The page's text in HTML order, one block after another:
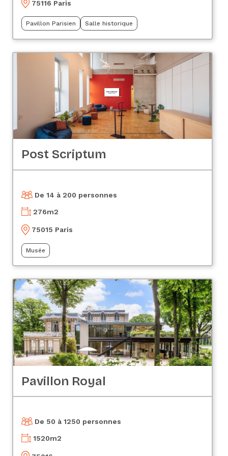
75116 Paris
Pavillon Parisien Salle historique
Post Scriptum
De 14 à 200 personnes
276m2
75015 Paris
Musée
Pavillon Royal
De 50 à 1250 personnes
1520m2